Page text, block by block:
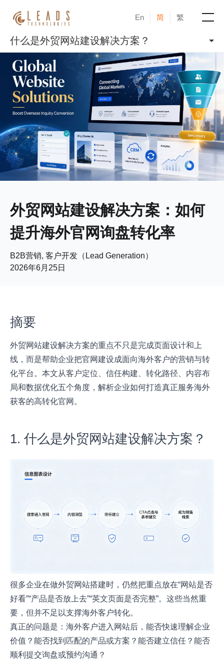
En 简 繁
产品
服务
成功案例
新闻与活动
博客
外贸网站建设解决方案：如何
提升海外官网询盘转化率
B2B营销, 客户开发（Lead Generation）
2026年6月25日
什么是外贸网站建设解决方案？
摘要
外贸网站建设解决方案的重点不只是完成页面设计和上
线，而是帮助企业把官网建设成面向海外客户的营销与转
化平台。本文从客户定位、信任构建、转化路径、内容布
局和数据优化五个角度，解析企业如何打造真正服务海外
获客的高转化官网。
1. 什么是外贸网站建设解决方案？
很多企业在做外贸网站搭建时，仍然把重点放在“网站是否
好看”“产品是否放上去”“英文页面是否完整”。这些当然重
要，但并不足以支撑海外客户转化。
真正的问题是：海外客户进入网站后，能否快速理解企业
价值？能否找到匹配的产品或方案？能否建立信任？能否
顺利提交询盘或预约沟通？